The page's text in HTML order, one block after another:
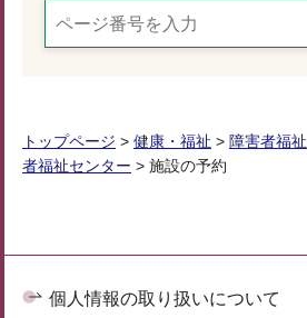
トップページ > 健康・福祉 > 障害者福祉
者福祉センター > 施設の予約
個人情報の取り扱いについて